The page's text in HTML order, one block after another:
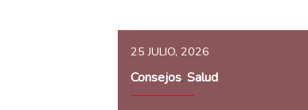
25 JULIO, 2026
Consejos, Salud